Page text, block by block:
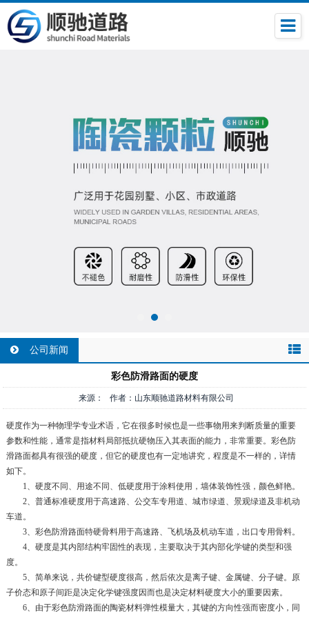
公司新闻
彩色防滑路面的硬度
来源： 作者：山东顺驰道路材料有限公司
硬度作为一种物理学专业术语，它在很多时候也是一些事物用来判断质量的重要
参数和性能，通常是指材料局部抵抗硬物压入其表面的能力，非常重要。彩色防
滑路面都具有很强的硬度，但它的硬度也有一定地讲究，程度是不一样的，详情
如下。
1、硬度不同、用途不同、低硬度用于涂料使用，墙体装饰性强，颜色鲜艳。
2、普通标准硬度用于高速路、公交车专用道、城市绿道、景观绿道及非机动
车道。
3、彩色防滑路面特硬骨料用于高速路、飞机场及机动车道，出口专用骨料。
4、硬度是其内部结构牢固性的表现，主要取决于其内部化学键的类型和强
度。
5、简单来说，共价键型硬度很高，然后依次是离子键、金属键、分子键。原
子价态和原子间距是决定化学键强度因而也是决定材料硬度大小的重要因素。
6、由于彩色防滑路面的陶瓷材料弹性模量大，其键的方向性强而密度小，同